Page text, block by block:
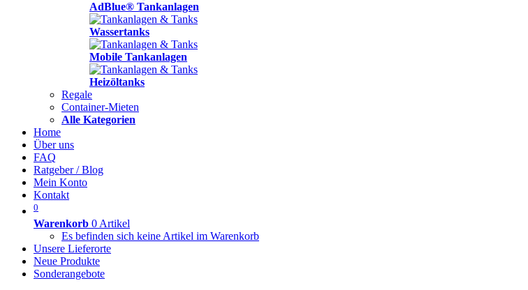
AdBlue® Tankanlagen
Wassertanks
Mobile Tankanlagen
Heizöltanks
Regale
Container-Mieten
Alle Kategorien
Home
Über uns
FAQ
Ratgeber / Blog
Mein Konto
Kontakt
0
Warenkorb 0 Artikel
Es befinden sich keine Artikel im Warenkorb
Unsere Lieferorte
Neue Produkte
Sonderangebote